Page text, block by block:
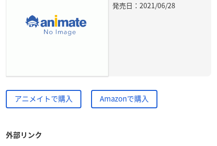
発売日：2021/06/28
アニメイトで購入 Amazonで購入
外部リンク